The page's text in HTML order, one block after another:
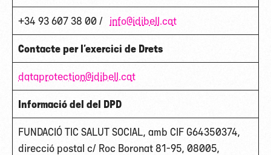
+34 93 607 38 00 / info@idibell.cat
Contacte per l’exercici de Drets
dataprotection@idibell.cat
Informació del del DPD
FUNDACIÓ TIC SALUT SOCIAL, amb CIF G64350374,
direcció postal c/ Roc Boronat 81-95, 08005,